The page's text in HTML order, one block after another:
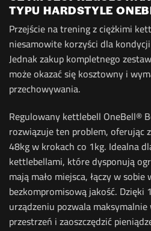
TYPU HARDSTYLE
Przejście na trening z ciężkimi
niesamowite korzyści dla
Jednak zakup kompletnego
może okazać się kosztowny i
przechowywania.
Regulowany kettlebell OneBell®
rozwiązuje ten problem, oferując
48kg w krokach co 1kg. Idealna
kettlebellami, które dysponują
mają mało miejsca, łączy w
bezkompromisową jakość.
urządzeniu pozwala
przestrzeń i zaoszczędzić